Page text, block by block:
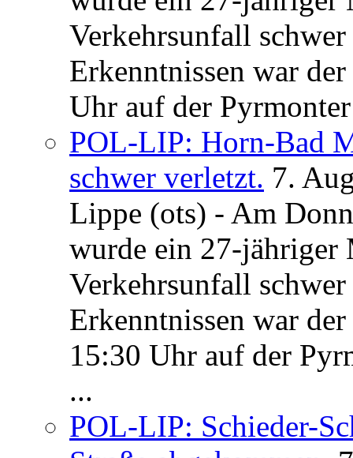
Verkehrsunfall
Erkenntnissen war
Uhr auf der
POL-LIP: Horn-Bad
schwer verletzt. 7.
Lippe (ots) - Am
wurde ein 27-jähriger
Verkehrsunfall
Erkenntnissen war
15:30 Uhr auf der
...
POL-LIP: Schieder-